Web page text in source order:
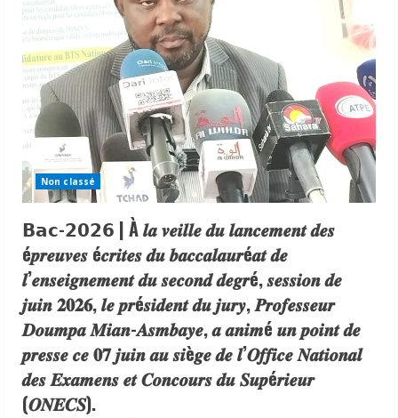
Non classé
𝗕𝗮𝗰-𝟮𝟬𝟮𝟲 | À 𝒍𝒂 𝒗𝒆𝒊𝒍𝒍𝒆 𝒅𝒖 𝒍𝒂𝒏𝒄𝒆𝒎𝒆𝒏𝒕 𝒅𝒆𝒔
é𝒑𝒓𝒆𝒖𝒗𝒆𝒔 é𝒄𝒓𝒊𝒕𝒆𝒔 𝒅𝒖 𝒃𝒂𝒄𝒄𝒂𝒍𝒂𝒖𝒓é𝒂𝒕 𝒅𝒆
𝒍’𝒆𝒏𝒔𝒆𝒊𝒈𝒏𝒆𝒎𝒆𝒏𝒕 𝒅𝒖 𝒔𝒆𝒄𝒐𝒏𝒅 𝒅𝒆𝒈𝒓é, 𝒔𝒆𝒔𝒔𝒊𝒐𝒏 𝒅𝒆
𝒋𝒖𝒊𝒏 𝟐𝟎𝟐𝟔, 𝒍𝒆 𝒑𝒓é𝒔𝒊𝒅𝒆𝒏𝒕 𝒅𝒖 𝒋𝒖𝒓𝒚, 𝑷𝒓𝒐𝒇𝒆𝒔𝒔𝒆𝒖𝒓
𝑫𝒐𝒖𝒎𝒑𝒂 𝑴𝒊𝒂𝒏-𝑨𝒔𝒎𝒃𝒂𝒚𝒆, 𝒂 𝒂𝒏𝒊𝒎é 𝒖𝒏 𝒑𝒐𝒊𝒏𝒕 𝒅𝒆
𝒑𝒓𝒆𝒔𝒔𝒆 𝒄𝒆 𝟎𝟕 𝒋𝒖𝒊𝒏 𝒂𝒖 𝒔𝒊è𝒈𝒆 𝒅𝒆 𝒍’𝑶𝒇𝒇𝒊𝒄𝒆 𝑵𝒂𝒕𝒊𝒐𝒏𝒂𝒍
𝒅𝒆𝒔 𝑬𝒙𝒂𝒎𝒆𝒏𝒔 𝒆𝒕 𝑪𝒐𝒏𝒄𝒐𝒖𝒓𝒔 𝒅𝒖 𝑺𝒖𝒑é𝒓𝒊𝒆𝒖𝒓
(𝑶𝑵𝑬𝑪𝑺).